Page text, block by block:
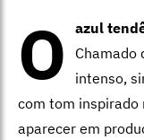
O azul
Chamado
intenso,
com tom inspirado
aparecer em